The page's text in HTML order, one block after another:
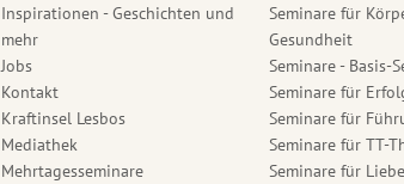
Inspirationen - Geschichten und
mehr
Jobs
Kontakt
Kraftinsel Lesbos
Mediathek
Mehrtagesseminare
Seminare für
Gesundheit
Seminare - Basis-
Seminare für
Seminare für
Seminare für TT-
Seminare für